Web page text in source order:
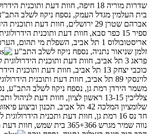
שדרות מוריה 18 חיפה, חוות דעת ותוכנית הידרולוגית לניהול מי נגר
בית העלמין מגדל העמק, נספח ניקוז לשלב
אברהם שטרן 29 ירושלים, חוות דעת ותוכנית הידרולוגית לניהול מי נגר
ספיר 15 כפר סבא, חוות דעת ותוכנית הידרולוגית לניהול מי נגר
אריסטובולוס 1 תל אביב, השפלת מי תהום, הערכת מפלסים
זלמן שניאור נתניה, נספח ניקוז לשלב התב"ע
פראג 3 תל אביב, חוות דעת ותוכנית הידרולוגית לניהול מי נגר
כוכבי יצחק 13 תל אביב, חוות דעת ותוכנית הידרולוגית לניהול מי נגר
לוינסקי 89 תל אביב, חוות דעת ותוכנית הידרולוגית לניהול מי נגר
משמר הירדן רמת גן, נספח ניקוז לשלב התב"ע,
צלליכין 13-15 ראשון לציון, חוות דעת לניהול ותכנון בניה משמרת נגר עילי
שלומציון המלכה 42 תל אביב, תכנון וביצוע פיאזומטר, טיפול/השפלת מי תהום, ניהול נגר עילי
חד נס 16 רמת גן, חוות דעת ותכנית הידרולוגית לניהול מי נגר
נווה שמיר מגרש 365+366 בית שמש, חוות דעת ותכנית הידרולוגית לניהול מי נגר